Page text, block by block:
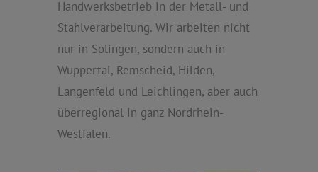
Handwerksbetrieb in der Metall- und
Stahlverarbeitung. Wir arbeiten nicht
nur in Solingen, sondern auch in
Wuppertal, Remscheid, Hilden,
Langenfeld und Leichlingen, aber auch
überregional in ganz Nordrhein-
Westfalen.